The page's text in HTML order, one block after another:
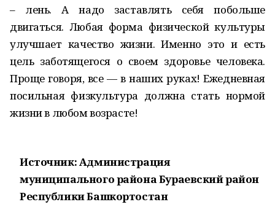
– лень. А надо заставлять себя побольше
двигаться. Любая форма физической культуры
улучшает качество жизни. Именно это и есть
цель заботящегося о своем здоровье человека.
Проще говоря, все — в наших руках! Ежедневная
посильная физкультура должна стать нормой
жизни в любом возрасте!
Источник: Администрация
муниципального района Бураевский район
Республики Башкортостан